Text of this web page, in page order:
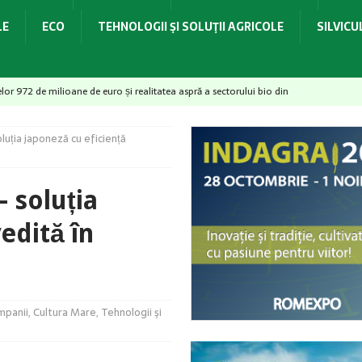
ECO TEHNOLOGII ŞI SOLUŢII AGRICOLE
972 de milioane de euro și realitatea aspră a sectorului bio din
soarta legumelor românești – De la birou direct în solar
majore pentru culturile horticole
la recoltare!
și necesarul de apă pentru irigații ACTUALITATE
japoneză cu eficiență
soluția
în
, Cultura Mare, Tehnologii şi